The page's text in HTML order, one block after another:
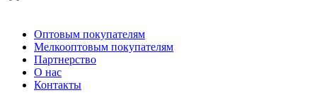
Оптовым покупателям
Мелкооптовым покупателям
Партнерство
О нас
Контакты